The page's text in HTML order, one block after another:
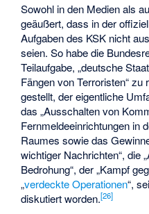
Sowohl in den Medien als
geäußert, dass in der
Aufgaben des KSK nicht
seien. So habe die
Teilaufgabe, „deutsche
Fängen von Terroristen“ zu
gestellt, der eigentliche
das „Ausschalten von
Fernmeldeeinrichtungen in
Raumes sowie das
wichtiger Nachrichten“, die
Bedrohung“, der „Kampf
„verdeckte Operationen“,
diskutiert worden.[26]